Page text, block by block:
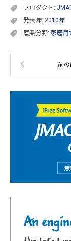
プロダクト:
発表年: 2010年
産業分野: 家庭用